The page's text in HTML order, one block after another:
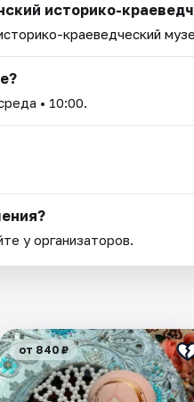
историко-
краеведческий
• 10:00.
у организаторов.
от 840 ₽